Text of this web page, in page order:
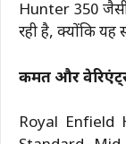
Hunter 350
रही है, क्योंकि यह
कीमत और
Royal Enfield